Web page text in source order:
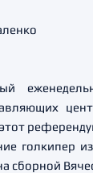
голкипер
сборной